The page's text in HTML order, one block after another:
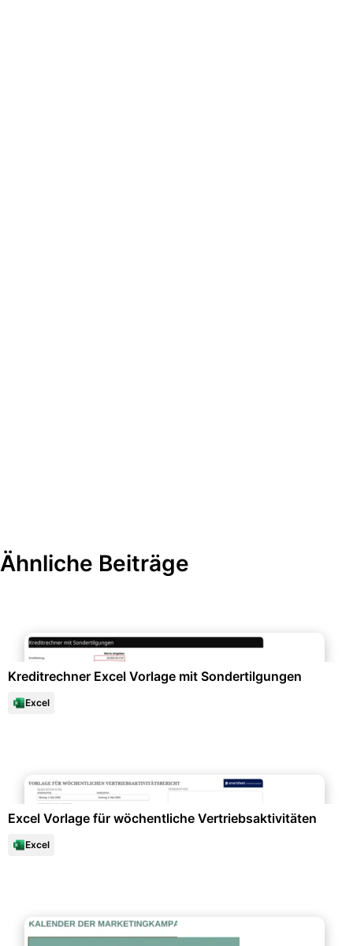
Ähnliche Beiträge
Kreditrechner Excel Vorlage mit Sondertilgungen
Excel
Excel Vorlage für wöchentliche Vertriebsaktivitäten
Excel